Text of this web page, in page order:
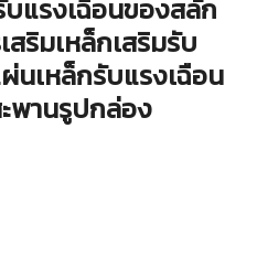
แรงเฉือนของสลัก
สริมเหล็กเสริมรับ
นเหล็กรับแรงเฉือน
พานรูปกล่อง